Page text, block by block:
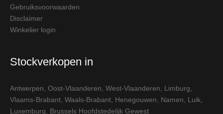
Gebruiksvoorwaarden
Disclaimer
Winkelier login
Stockverkopen in
Antwerpen Oost-Vlaanderen West-Vlaanderen Limburg
Vlaams-Brabant Waals-Brabant Henegouwen Namen Luik
Luxemburg
Brussels Hoofdstedelijk Gewest